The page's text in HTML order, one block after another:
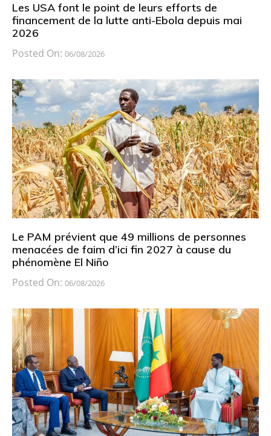
Les USA font le point de leurs efforts de
financement de la lutte anti-Ebola depuis mai
2026
Posted On: 06/08/2026
Le PAM prévient que 49 millions de personnes
menacées de faim d’ici fin 2027 à cause du
phénomène El Niño
Posted On: 06/08/2026